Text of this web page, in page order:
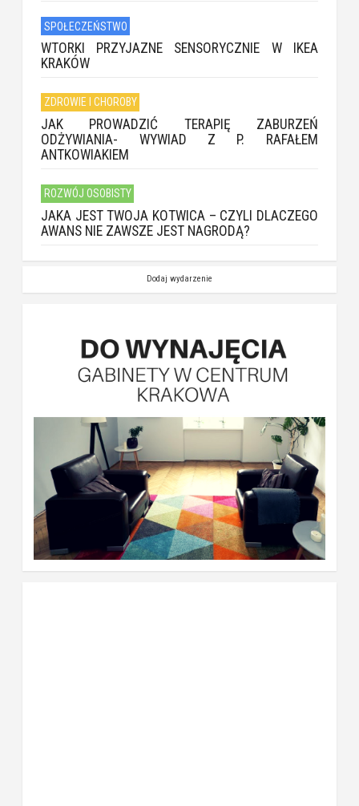
SPOŁECZEŃSTWO
WTORKI PRZYJAZNE SENSORYCZNIE W IKEA
KRAKÓW
ZDROWIE I CHOROBY
JAK PROWADZIĆ TERAPIĘ ZABURZEŃ
ODŻYWIANIA- WYWIAD Z P. RAFAŁEM
ANTKOWIAKIEM
ROZWÓJ OSOBISTY
JAKA JEST TWOJA KOTWICA – CZYLI DLACZEGO
AWANS NIE ZAWSZE JEST NAGRODĄ?
Dodaj wydarzenie